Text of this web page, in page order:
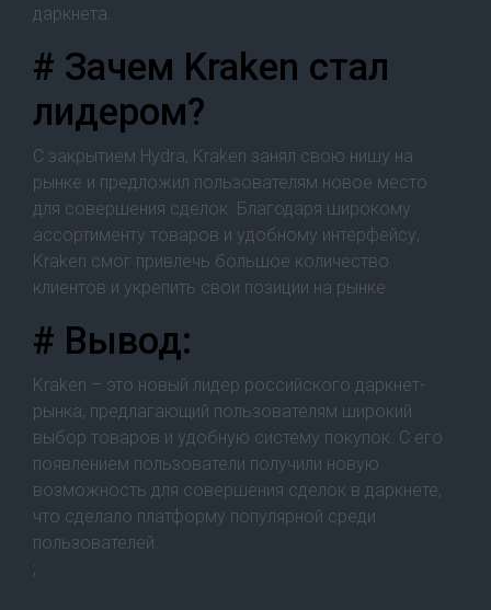
даркнета.
# Зачем Kraken стал
лидером?
С закрытием Hydra, Kraken занял свою нишу на
рынке и предложил пользователям новое место
для совершения сделок. Благодаря широкому
ассортименту товаров и удобному интерфейсу,
Kraken смог привлечь большое количество
клиентов и укрепить свои позиции на рынке.
# Вывод:
Kraken – это новый лидер российского даркнет-
рынка, предлагающий пользователям широкий
выбор товаров и удобную систему покупок. С его
появлением пользователи получили новую
возможность для совершения сделок в даркнете,
что сделало платформу популярной среди
пользователей.
;